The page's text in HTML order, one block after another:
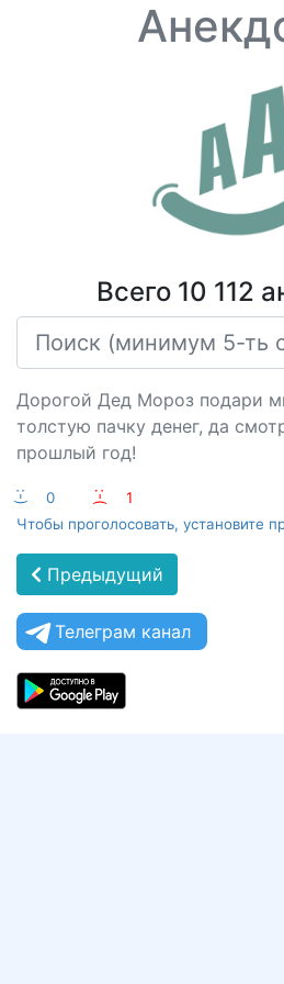
Всего 10 112
Дорогой Дед Мороз подари
толстую пачку денег, да
прошлый год!
:-) 0 :-(
1
Чтобы проголосовать, установите
Предыдущий
Телеграм канал